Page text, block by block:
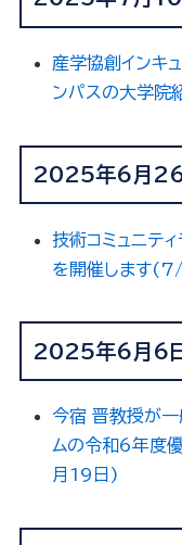
産学協創インキ
ンパスの大学院
2025年6月26
技術コミュニテ
を開催します
2025年6月6
今宿 晋教授が一
ムの令和6年度
月19日)